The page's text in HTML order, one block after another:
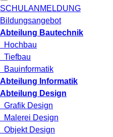
SCHULANMELDUNG
Bildungsangebot
Abteilung Bautechnik
Hochbau
Tiefbau
Bauinformatik
Abteilung Informatik
Abteilung Design
Grafik Design
Malerei Design
Objekt Design